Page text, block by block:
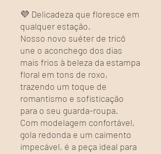
💜 Delicadeza que floresce em
qualquer estação.
Nosso novo suéter de tricô
une o aconchego dos dias
mais frios à beleza da estampa
floral em tons de roxo,
trazendo um toque de
romantismo e sofisticação
para o seu guarda-roupa.
Com modelagem confortável,
gola redonda e um caimento
impecável, é a peça ideal para